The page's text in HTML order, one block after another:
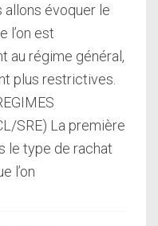
allons évoquer le
l’on est
au régime général,
plus restrictives.
SRE) La première
le type de rachat
l’on